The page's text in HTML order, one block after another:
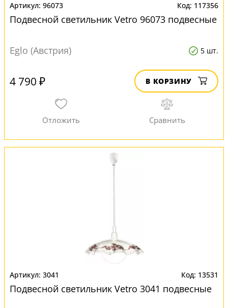
96073 117356
Подвесной светильник Vetro 96073 подвесные
Eglo (Австрия) 5 шт.
4 790 ₽ В КОРЗИНУ
3041 13531
Подвесной светильник Vetro 3041 подвесные